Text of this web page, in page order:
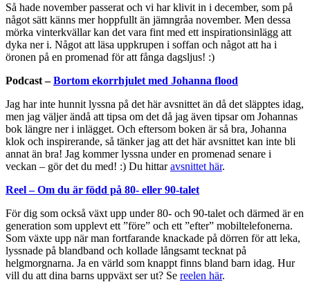
Så hade november passerat och vi har klivit in i december, som på
något sätt känns mer hoppfullt än jämngråa november. Men dessa
mörka vinterkvällar kan det vara fint med ett inspirationsinlägg att
dyka ner i. Något att läsa uppkrupen i soffan och något att ha i
öronen på en promenad för att fånga dagsljus! :)
Podcast –Bortom ekorrhjulet med Johanna flood
Jag har inte hunnit lyssna på det här avsnittet än då det släpptes idag,
men jag väljer ändå att tipsa om det då jag även tipsar om Johannas
bok längre ner i inlägget. Och eftersom boken är så bra, Johanna
klok och inspirerande, så tänker jag att det här avsnittet kan inte bli
annat än bra! Jag kommer lyssna under en promenad senare i
veckan – gör det du med! :) Du hittaravsnittet här.
Reel – Om du är född på 80- eller 90-talet
För dig som också växt upp under 80- och 90-talet och därmed är en
generation som upplevt ett ”före” och ett ”efter” mobiltelefonerna.
Som växte upp när man fortfarande knackade på dörren för att leka,
lyssnade på blandband och kollade långsamt tecknat på
helgmorgnarna. Ja en värld som knappt finns bland barn idag. Hur
vill du att dina barns uppväxt ser ut? Se reelen här.